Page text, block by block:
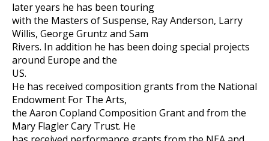
later years he has been touring
with the Masters of Suspense, Ray Anderson, Larry
Willis, George Gruntz and Sam
Rivers. In addition he has been doing special projects
around Europe and the
US.
He has received composition grants from the National
Endowment For The Arts,
the Aaron Copland Composition Grant and from the
Mary Flagler Cary Trust. He